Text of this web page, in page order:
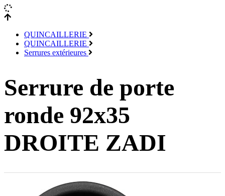
QUINCAILLERIE
QUINCAILLERIE
Serrures extérieures
Serrure de porte
ronde 92x35
DROITE ZADI